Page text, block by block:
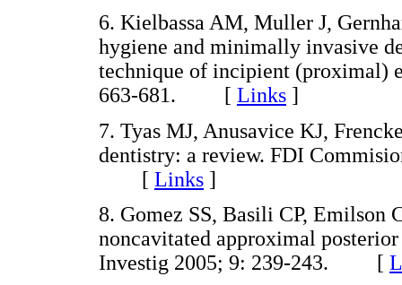
6. Kielbassa AM, Muller J,
hygiene and minimally invasive
technique of incipient (proximal)
663-681. [ Links ]
7. Tyas MJ, Anusavice KJ,
dentistry: a review. FDI
[ Links ]
8. Gomez SS, Basili CP, Emilson
noncavitated approximal
Investig 2005; 9: 239-243. [